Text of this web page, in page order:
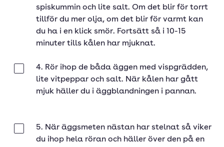
spiskummin och lite salt. Om det blir för torrt
tillför du mer olja, om det blir för varmt kan
du ha i en klick smör. Fortsätt så i 10-15
minuter tills kålen har mjuknat.
4. Rör ihop de båda äggen med vispgrädden,
lite vitpeppar och salt. När kålen har gått
mjuk häller du i äggblandningen i pannan.
5. När äggsmeten nästan har stelnat så viker
du ihop hela röran och häller över den på en